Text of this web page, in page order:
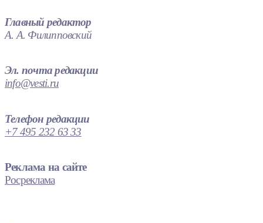
Главный редактор
А. А. Филипповский
Эл. почта редакции
info@vesti.ru
Телефон редакции
+7 495 232 63 33
Реклама на сайте
Росреклама